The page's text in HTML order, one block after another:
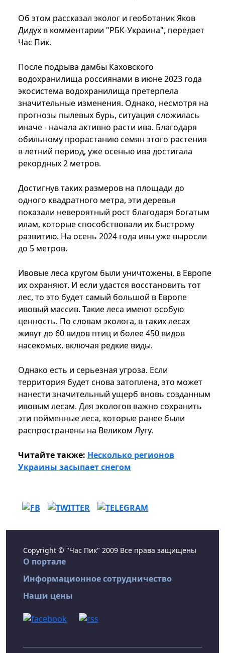
Об этом рассказал эколог и геоботаник Яков
Дидух в комментарии "РБК-Украина", передает
Час Пик.
После подрыва дамбы Каховского
водохранилища россиянами в июне 2023 года
экосистема водохранилища претерпела
значительные изменения. Однако, несмотря на
прогнозы пылевых бурь, ситуация сложилась
иначе - начала активно расти ива. Благодаря
обильному прорастанию семян этого растения
в летний период, уже осенью ива достигала
рекордных 2 метров.
Достигнув таких размеров на площади до
одного квадратного метра, эти деревья
показали невероятный рост благодаря богатым
илам, которые способствовали их быстрому
развитию. На осень 2024 года ивы уже выросли
до 5 метров.
Ивовые леса кругом были уничтожены, в Европе
их охраняют. И если удастся восстановить тот
лес, то это будет самый большой в Европе
ивовый массив. Такие леса имеют особую
ценность. По словам эколога, в таких лесах
живут до 60 видов птиц и более 450 видов
насекомых, включая редкие виды.
Однако есть и серьезная угроза. Если
территория будет снова затоплена, это может
нанести значительный ущерб вновь созданным
ивовым лесам. Для экологов важно сохранить
эти пойменные леса, которые ранее были
распространены на Великом Лугу.
Читайте также: Несколько регионов
Украины засыпает снегом
Copyright © "Час Пик" 2009 Все права защищены
О портале
Информационное сотрудничество
Наши цены